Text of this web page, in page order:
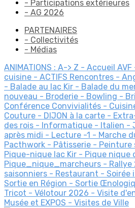
- Participations extérieures
- AG 2026
PARTENAIRES
- Collectivités
- Médias
ANIMATIONS : A-> Z - Accueil AVF
cuisine - ACTIFS Rencontres -
- Balade au lac Kir - Balade du
nouveau - Broderie - Bowling -
Conférence Convivialités -
Couture - DIJON à la carte -
des rois - Informatique - Italien -
après midi - Lecture -1 - Marche
Pacthwork - Pâtisserie - Peinture
Pique-nique lac Kir - Pique nique
Pique_nique_marcheurs - Rallye
saisonniers - Restaurant - Soirée
Sortie en Région - Sortie
Tricot - Vélotour 2026 - Visite
Musée et EXPOS - Visites de Ville